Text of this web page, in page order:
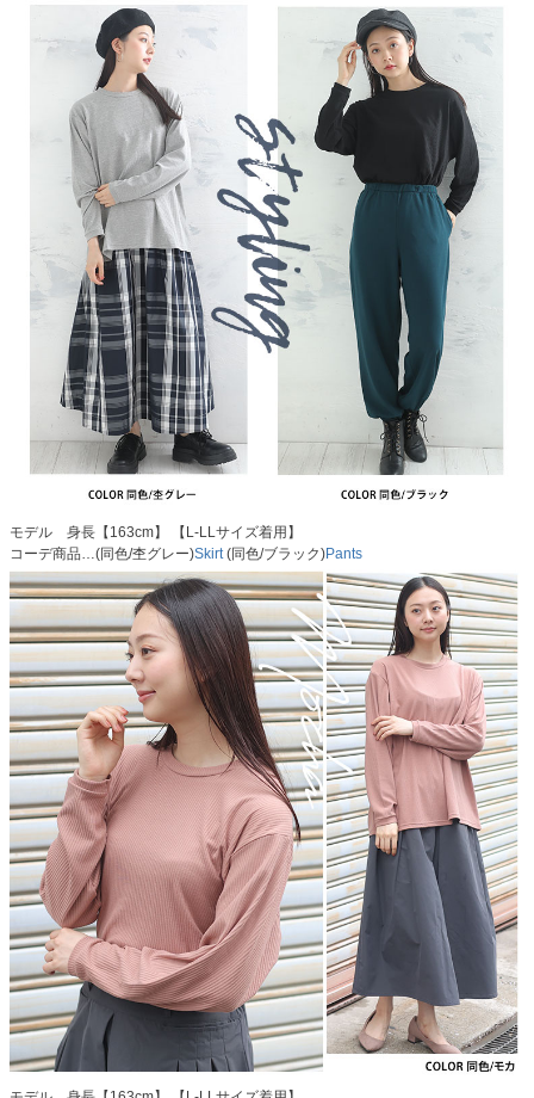
モデル 身長【163cm】 【L-LLサイズ着用】
コーデ商品…(同色/杢グレー)Skirt(同色/ブラック)Pants